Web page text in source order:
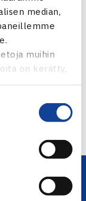
median,
muihin
on kerätty,
jatkoon… →